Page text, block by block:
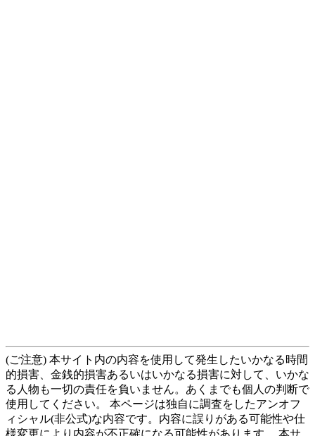
(ご注意) 本サイト内の内容を使用して発生したいかなる時間
的損害、金銭的損害あるいはいかなる損害に対して、いかな
る人物も一切の責任を負いません。あくまでも個人の判断で
使用してください。 本ページは独自に調査をしたアンオフ
ィシャル(非公式)な内容です。内容に誤りがある可能性や仕